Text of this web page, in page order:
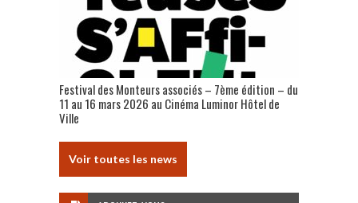
Festival des Monteurs associés – 7ème édition – du
11 au 16 mars 2026 au Cinéma Luminor Hôtel de
Ville
Voir toutes les news